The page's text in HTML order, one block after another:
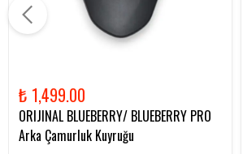
₺ 1,499.00
ORIJINAL BLUEBERRY/ BLUEBERRY PRO
Arka Çamurluk Kuyruğu